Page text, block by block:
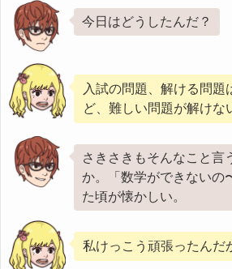
今日はどうしたんだ？
入試の問題、解ける問題
ど、難しい問題が解けな
さきさきもそんなこと言
か。「数学ができないの
た頃が懐かしい。
私けっこう頑張ったんだ